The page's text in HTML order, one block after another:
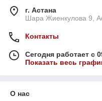
г. Астана
Шара Жиенкулова 9,
Контакты
Сегодня работает с
Показать весь
О нас